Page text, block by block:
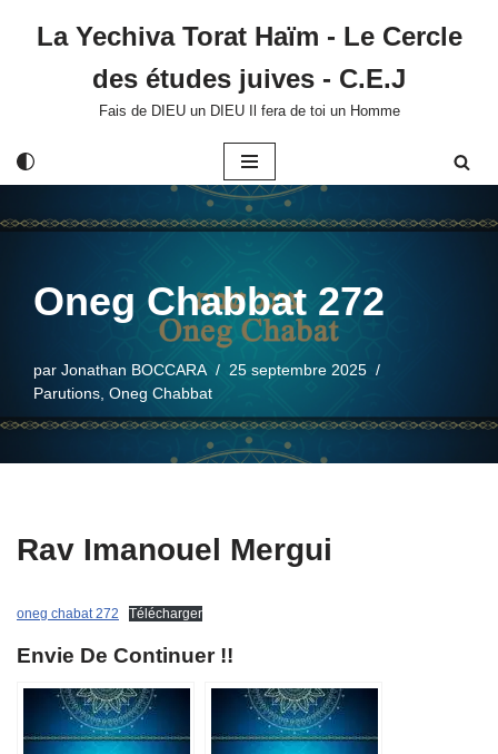
La Yechiva Torat Haïm - Le Cercle
des études juives - C.E.J
Fais de DIEU un DIEU Il fera de toi un Homme
Oneg Chabbat 272
par Jonathan BOCCARA
25 septembre 2025
Parutions Oneg Chabbat
Rav Imanouel Mergui
oneg chabat 272 Télécharger
Envie De Continuer !!